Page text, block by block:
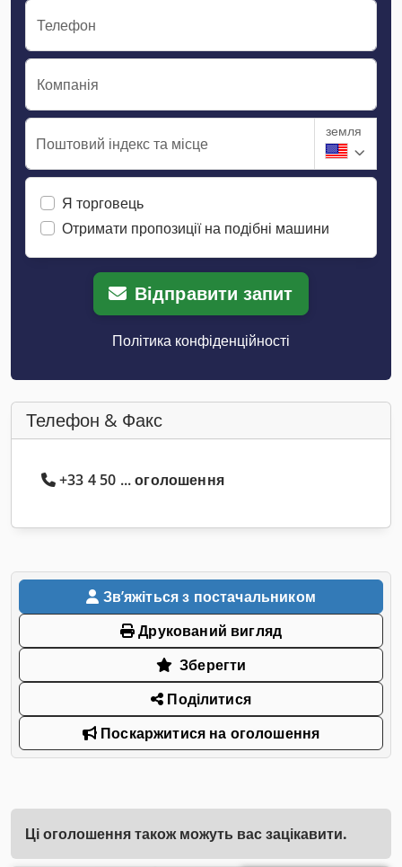
Телефон
Компанія
Поштовий індекс та місце
земля
Я торговець
Отримати пропозиції на подібні машини
Відправити запит
Політика конфіденційності
Телефон & Факс
+33 4 50 ... оголошення
Звʼяжіться з постачальником
Друкований вигляд
Зберегти
Поділитися
Поскаржитися на оголошення
Ці оголошення також можуть вас зацікавити.